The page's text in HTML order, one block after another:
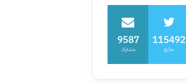
115492
متابع
9587
مشترك